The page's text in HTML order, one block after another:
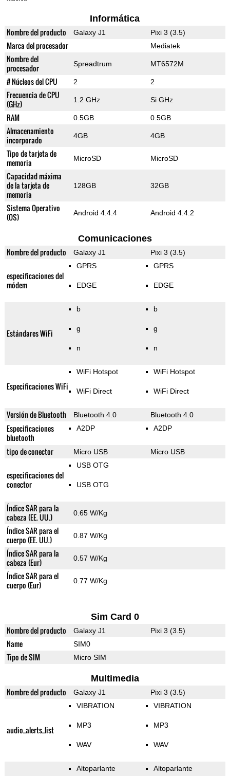
Informática
Nombre del producto Galaxy J1 Pixi 3 (3.5)
Marca del procesador Mediatek
Nombre del
procesador
Spreadtrum MT6572M
# Núcleos del CPU 2 2
Frecuencia de CPU
(GHz)
1.2 GHz Si GHz
RAM 0.5GB 0.5GB
Almacenamiento
incorporado
4GB 4GB
Tipo de tarjeta de
memoria
MicroSD MicroSD
Capacidad máxima
de la tarjeta de
memoria
128GB 32GB
Sistema Operativo
(OS)
Android 4.4.4 Android 4.4.2
Comunicaciones
Nombre del producto Galaxy J1 Pixi 3 (3.5)
especificaciones del
módem
GPRS
EDGE
GPRS
EDGE
Estándares WiFi
b
g
n
b
g
n
Especificaciones WiFi
WiFi Hotspot
WiFi Direct
WiFi Hotspot
WiFi Direct
Versión de Bluetooth Bluetooth 4.0 Bluetooth 4.0
Especificaciones
bluetooth
A2DP A2DP
tipo de conector Micro USB Micro USB
especificaciones del
conector
USB OTG
USB OTG
Índice SAR para la
cabeza (EE. UU.)
0.65 W/Kg
Índice SAR para el
cuerpo (EE. UU.)
0.87 W/Kg
Índice SAR para la
cabeza (Eur)
0.57 W/Kg
Índice SAR para el
cuerpo (Eur)
0.77 W/Kg
Sim Card 0
Nombre del producto Galaxy J1 Pixi 3 (3.5)
Name SIM0
Tipo de SIM Micro SIM
Multimedia
Nombre del producto Galaxy J1 Pixi 3 (3.5)
audio_alerts_list
VIBRATION
MP3
WAV
VIBRATION
MP3
WAV
Altoparlante Altoparlante